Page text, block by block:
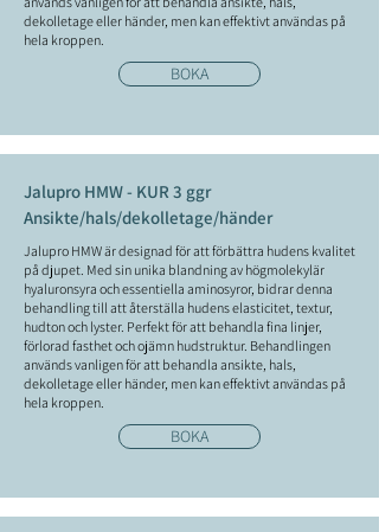
dekolletage eller händer, men kan effektivt användas på
hela kroppen.
BOKA
Jalupro HMW - KUR 3 ggr
Ansikte/hals/dekolletage/händer
Jalupro HMW är designad för att förbättra hudens kvalitet
på djupet. Med sin unika blandning av högmolekylär
hyaluronsyra och essentiella aminosyror, bidrar denna
behandling till att återställa hudens elasticitet, textur,
hudton och lyster. Perfekt för att behandla fina linjer,
förlorad fasthet och ojämn hudstruktur. Behandlingen
används vanligen för att behandla ansikte, hals,
dekolletage eller händer, men kan effektivt användas på
hela kroppen.
BOKA